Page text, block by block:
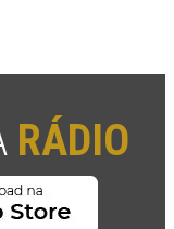
RÁDIO